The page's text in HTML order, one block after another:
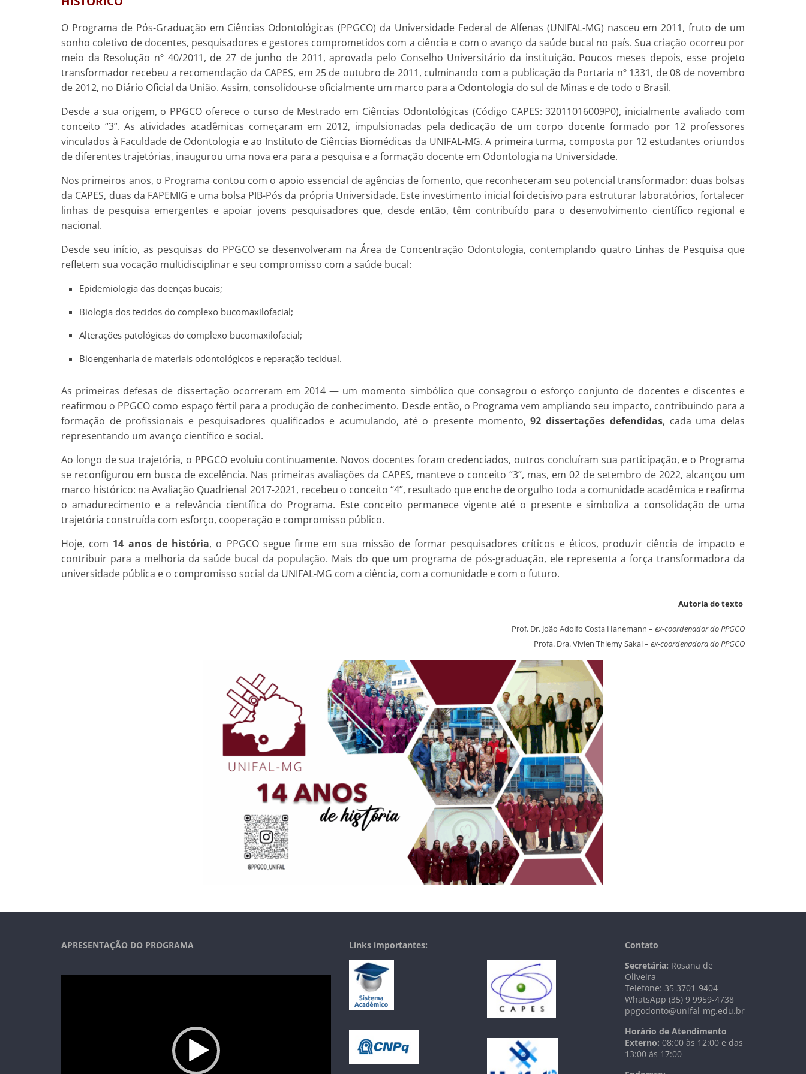
O Programa de Pós-Graduação em Ciências Odontológicas (PPGCO) da Universidade Federal de Alfenas (UNIFAL-MG) nasceu em 2011, fruto de um
sonho coletivo de docentes, pesquisadores e gestores comprometidos com a ciência e com o avanço da saúde bucal no país. Sua criação ocorreu por
meio da Resolução nº 40/2011, de 27 de junho de 2011, aprovada pelo Conselho Universitário da instituição. Poucos meses depois, esse projeto
transformador recebeu a recomendação da CAPES, em 25 de outubro de 2011, culminando com a publicação da Portaria nº 1331, de 08 de novembro
de 2012, no Diário Oficial da União. Assim, consolidou-se oficialmente um marco para a Odontologia do sul de Minas e de todo o Brasil.
Desde a sua origem, o PPGCO oferece o curso de Mestrado em Ciências Odontológicas (Código CAPES: 32011016009P0), inicialmente avaliado com
conceito “3”. As atividades acadêmicas começaram em 2012, impulsionadas pela dedicação de um corpo docente formado por 12 professores
vinculados à Faculdade de Odontologia e ao Instituto de Ciências Biomédicas da UNIFAL-MG. A primeira turma, composta por 12 estudantes oriundos
de diferentes trajetórias, inaugurou uma nova era para a pesquisa e a formação docente em Odontologia na Universidade.
Nos primeiros anos, o Programa contou com o apoio essencial de agências de fomento, que reconheceram seu potencial transformador: duas bolsas
da CAPES, duas da FAPEMIG e uma bolsa PIB-Pós da própria Universidade. Este investimento inicial foi decisivo para estruturar laboratórios, fortalecer
linhas de pesquisa emergentes e apoiar jovens pesquisadores que, desde então, têm contribuído para o desenvolvimento científico regional e
nacional.
Desde seu início, as pesquisas do PPGCO se desenvolveram na Área de Concentração Odontologia, contemplando quatro Linhas de Pesquisa que
refletem sua vocação multidisciplinar e seu compromisso com a saúde bucal:
Epidemiologia das doenças bucais;
Biologia dos tecidos do complexo bucomaxilofacial;
Alterações patológicas do complexo bucomaxilofacial;
Bioengenharia de materiais odontológicos e reparação tecidual.
As primeiras defesas de dissertação ocorreram em 2014 — um momento simbólico que consagrou o esforço conjunto de docentes e discentes e
reafirmou o PPGCO como espaço fértil para a produção de conhecimento. Desde então, o Programa vem ampliando seu impacto, contribuindo para a
formação de profissionais e pesquisadores qualificados e acumulando, até o presente momento,92 dissertações defendidas, cada uma delas
representando um avanço científico e social.
Ao longo de sua trajetória, o PPGCO evoluiu continuamente. Novos docentes foram credenciados, outros concluíram sua participação, e o Programa
se reconfigurou em busca de excelência. Nas primeiras avaliações da CAPES, manteve o conceito “3”, mas, em 02 de setembro de 2022, alcançou um
marco histórico: na Avaliação Quadrienal 2017-2021, recebeu o conceito “4”, resultado que enche de orgulho toda a comunidade acadêmica e reafirma
o amadurecimento e a relevância científica do Programa. Este conceito permanece vigente até o presente e simboliza a consolidação de uma
trajetória construída com esforço, cooperação e compromisso público.
Hoje, com 14 anos de história, o PPGCO segue firme em sua missão de formar pesquisadores críticos e éticos, produzir ciência de impacto e
contribuir para a melhoria da saúde bucal da população. Mais do que um programa de pós-graduação, ele representa a força transformadora da
universidade pública e o compromisso social da UNIFAL-MG com a ciência, com a comunidade e com o futuro.
Autoria do texto
Prof. Dr. João Adolfo Costa Hanemann – ex-coordenador do PPGCO
Profa. Dra. Vivien Thiemy Sakai – ex-coordenadora do PPGCO
APRESENTAÇÃO DO PROGRAMA Links importantes:
Contato
Secretária: Rosana de
Oliveira
Telefone: 35 3701-9404
WhatsApp (35) 9 9959-4738
ppgodonto@unifal-mg.edu.br
Horário de Atendimento
Externo: 08:00 às 12:00 e das
13:00 às 17:00